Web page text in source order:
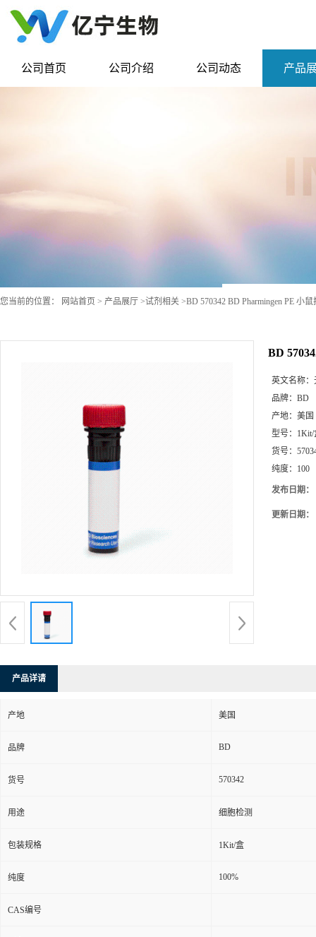
公司首页 公司介绍 公司动态 产品
您当前的位置： 网站首页 > 产品展厅 >试剂相关 >BD 570342 BD Pharmingen PE 小
BD
英文名称：
品牌： BD
产地： 美国
型号： 1Kit/
货号：
纯度： 100
发布日期：
更新日期：
产品详请
产地 美国
品牌 BD
货号 570342
用途 细胞检测
包装规格 1Kit/盒
纯度 100%
CAS编号